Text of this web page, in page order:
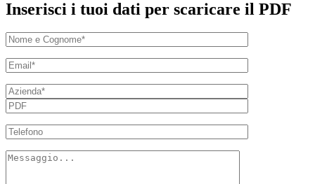
Inserisci i tuoi dati per scaricare il PDF